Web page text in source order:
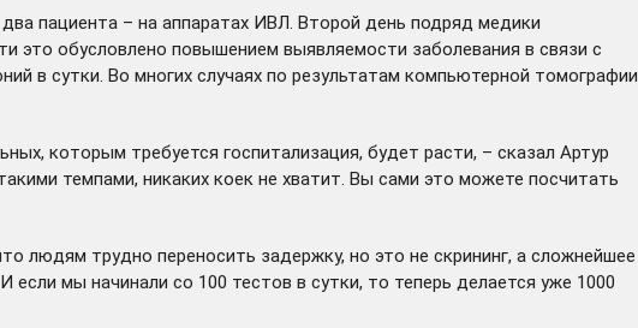
пациента – на аппаратах ИВЛ. Второй день подряд медики
это обусловлено повышением выявляемости заболевания в связи с
в сутки. Во многих случаях по результатам компьютерной томографии
которым требуется госпитализация, будет расти, – сказал Артур
темпами, никаких коек не хватит. Вы сами это можете посчитать
людям трудно переносить задержку, но это не скрининг, а сложнейшее
мы начинали со 100 тестов в сутки, то теперь делается уже 1000